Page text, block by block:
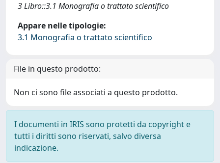
3 Libro::3.1 Monografia o trattato scientifico
Appare nelle tipologie:
3.1 Monografia o trattato scientifico
File in questo prodotto:
Non ci sono file associati a questo prodotto.
I documenti in IRIS sono protetti da copyright e
tutti i diritti sono riservati, salvo diversa
indicazione.